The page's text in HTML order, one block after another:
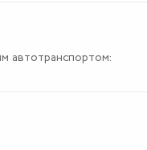
автотранспортом: